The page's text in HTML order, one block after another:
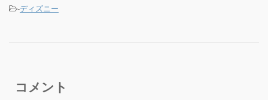
-ディズニー
コメント